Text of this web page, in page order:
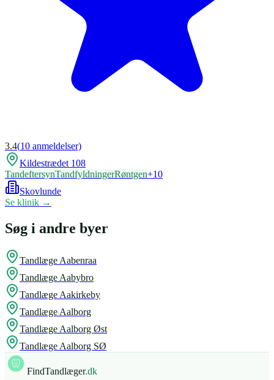
3.4(10 anmeldelser)
Kildestrædet 108
TandeftersynTandfyldningerRøntgen+10
Skovlunde
Se klinik →
Søg i andre byer
Tandlæge Aabenraa
Tandlæge Aabybro
Tandlæge Aakirkeby
Tandlæge Aalborg
Tandlæge Aalborg Øst
Tandlæge Aalborg SØ
FindTandlæger.dk